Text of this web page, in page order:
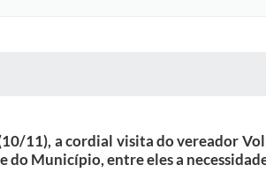
11), a cordial visita do vereador
Município, entre eles a